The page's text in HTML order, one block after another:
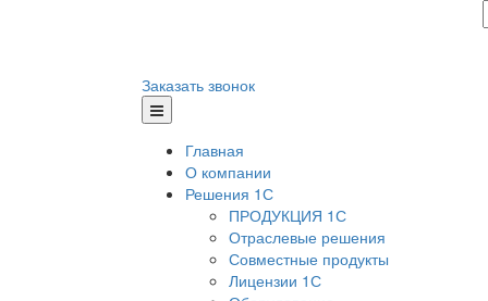
Заказать звонок
Главная
О компании
Решения 1С
ПРОДУКЦИЯ 1С
Отраслевые решения
Совместные продукты
Лицензии 1С